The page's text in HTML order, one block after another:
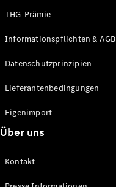
THG-Prämie
Informationspflichten & AGB
Datenschutzprinzipien
Lieferantenbedingungen
Eigenimport
Über uns
Kontakt